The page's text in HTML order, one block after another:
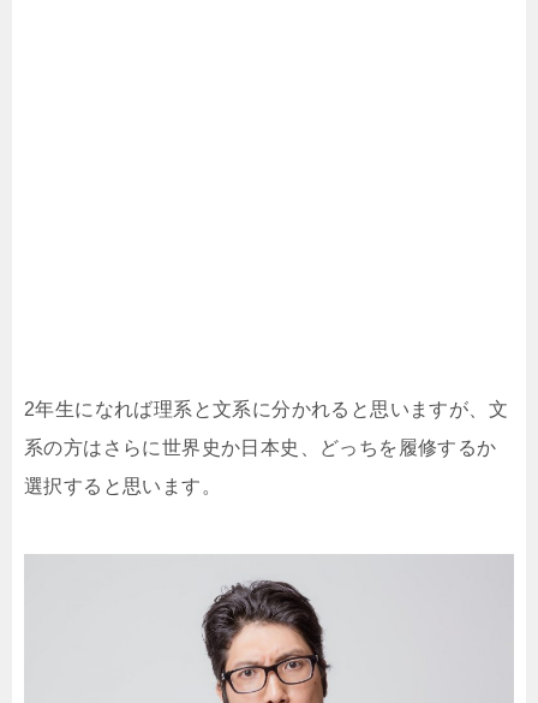
2年生になれば理系と文系に分かれると思いますが、文
系の方はさらに世界史か日本史、どっちを履修するか
選択すると思います。